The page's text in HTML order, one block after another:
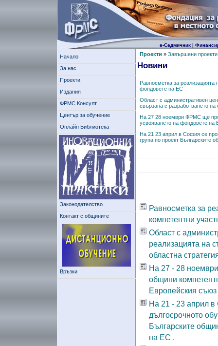
е-Седмичник|
Начало
За нас
Проекти
Издания
ФРМС Консулт
Център за обучение
Онлайн Библиотека
Законодателство
Контакт с общините
Връзки
Проекти » Завършени проекти
Новини
Равносметка за реализацията
фондовете на ЕС
Област с административен
свързана с разработването на
На 27 28 ноември ФРМС ще
усвояването на фондовете на
На 21 23 април в София се
група по проект Българските
Равносметка за
компетентни
Област с
реализацията на
областна
На 27 - 28
общини
Европейския съюз
На 21 - 23 април
дългосрочното
Българските
на ЕС .